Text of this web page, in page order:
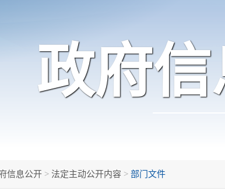
政府
信息公开 > 法定主动公开内容 > 部门文件